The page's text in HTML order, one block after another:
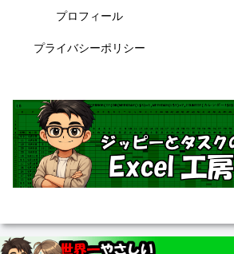
プロフィール
プライバシーポリシー